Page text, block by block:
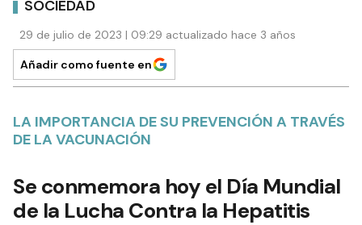
SOCIEDAD
29 de julio de 2023 | 09:29 actualizado hace 3 años
Añadir como fuente en
LA IMPORTANCIA DE SU PREVENCIÓN A TRAVÉS
DE LA VACUNACIÓN
Se conmemora hoy el Día Mundial
de la Lucha Contra la Hepatitis